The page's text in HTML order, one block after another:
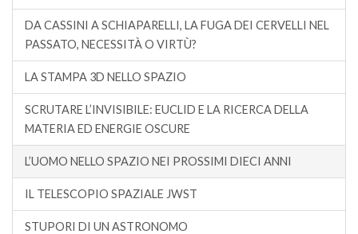
DA CASSINI A SCHIAPARELLI, LA FUGA DEI CERVELLI NEL
PASSATO, NECESSITÀ O VIRTÙ?
LA STAMPA 3D NELLO SPAZIO
SCRUTARE L’INVISIBILE: EUCLID E LA RICERCA DELLA
MATERIA ED ENERGIE OSCURE
L’UOMO NELLO SPAZIO NEI PROSSIMI DIECI ANNI
IL TELESCOPIO SPAZIALE JWST
STUPORI DI UN ASTRONOMO